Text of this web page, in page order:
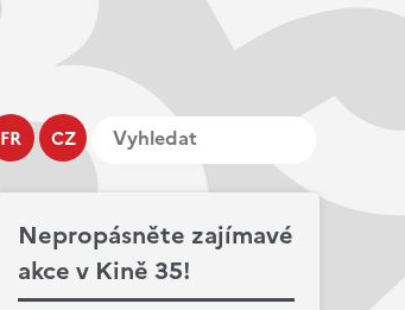
FR CZ
Nepropásněte zajímavé
akce v Kině 35!